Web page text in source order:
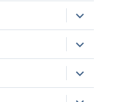
ouvrir
le
sous-
menu
ouvrir
le
sous-
menu
ouvrir
le
sous-
menu
ouvrir